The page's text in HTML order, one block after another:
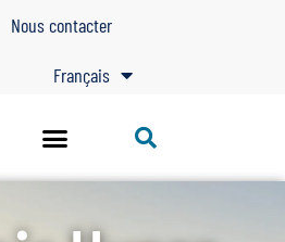
Nous contacter
Français